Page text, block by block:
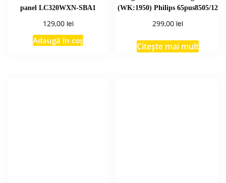
panel LC320WXN-SBA1
129,00 lei
Adaugă în coș
(WK:1950) Philips 65pus8505/12
299,00 lei
Citește mai mult